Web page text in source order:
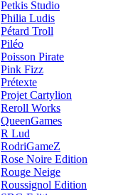
Petkis Studio
Philia Ludis
Pétard Troll
Piléo
Poisson Pirate
Pink Fizz
Prétexte
Projet Cartylion
Reroll Works
QueenGames
R Lud
RodriGameZ
Rose Noire Edition
Rouge Neige
Roussignol Edition